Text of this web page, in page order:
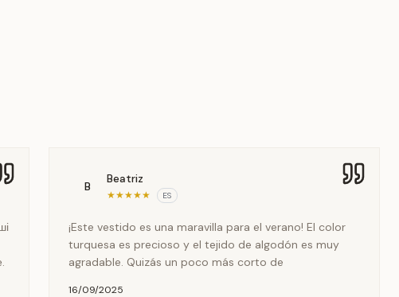
B
Beatriz
★★★★★ ES
¡Este vestido es una maravilla para el verano! El color
turquesa es precioso y el tejido de algodón es muy
agradable. Quizás un poco más corto de
16/09/2025